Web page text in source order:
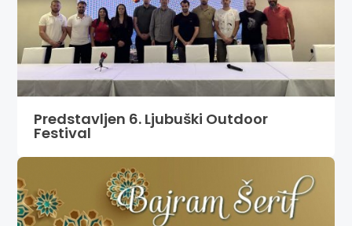
Predstavljen 6. Ljubuški Outdoor
Festival